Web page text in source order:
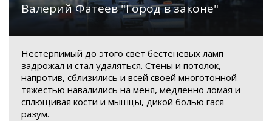
Валерий Фатеев "Город в законе"
Нестерпимый до этого свет бестеневых ламп
задрожал и стал удаляться. Стены и потолок,
напротив, сблизились и всей своей многотонной
тяжестью навалились на меня, медленно ломая и
сплющивая кости и мышцы, дикой болью гася
разум.